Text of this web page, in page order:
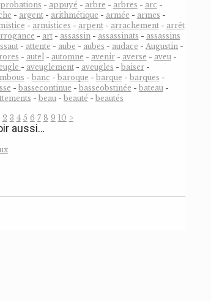
- appuyé - arbre - arbres - arc -
- argent- arithmétique - armée - armes -
- armistices - arpent- arrachement- arrêt
- art- assassin- assassinats - assassins
- attente - aube - aubes - audace - Augustin-
- autel- automne - avenir- averse - aveu-
- aveuglement- aveugles - baiser-
- banc - baroque - barque - barques -
- bassecontinue - basseobstinée - bateau-
- beau- beauté - beautés
2 3 4 5 6 7 8 9 10 >
aussi…